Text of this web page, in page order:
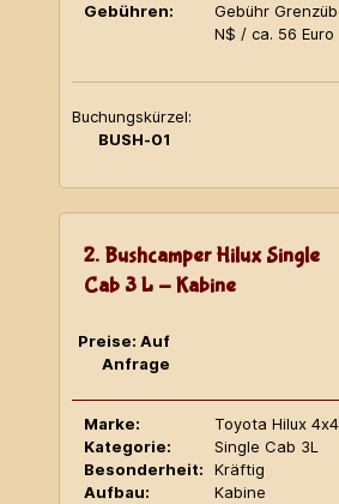
Gebühren:
Gebühr
N$ / ca. 56 Euro
Buchungskürzel:
BUSH-01
2. Bushcamper Hilux Single
Cab 3 L - Kabine
Preise: Auf
Anfrage
Marke:
Toyota Hilux 4x4
Kategorie:
Single Cab 3L
Besonderheit:
Kräftig
Aufbau:
Kabine